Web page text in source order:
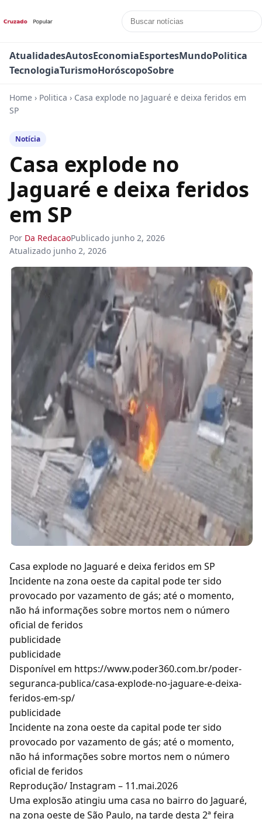
AtualidadesAutosEconomiaEsportesMundoPolitica
TecnologiaTurismoHoróscopoSobre
Home › Politica › Casa explode no Jaguaré e deixa feridos em
SP
Notícia
Casa explode no
Jaguaré e deixa feridos
em SP
Por Da RedacaoPublicado junho 2, 2026
Atualizado junho 2, 2026
Casa explode no Jaguaré e deixa feridos em SP
Incidente na zona oeste da capital pode ter sido
provocado por vazamento de gás; até o momento,
não há informações sobre mortos nem o número
oficial de feridos
publicidade
publicidade
Disponível em https://www.poder360.com.br/poder-
seguranca-publica/casa-explode-no-jaguare-e-deixa-
feridos-em-sp/
publicidade
Incidente na zona oeste da capital pode ter sido
provocado por vazamento de gás; até o momento,
não há informações sobre mortos nem o número
oficial de feridos
Reprodução/ Instagram – 11.mai.2026
Uma explosão atingiu uma casa no bairro do Jaguaré,
na zona oeste de São Paulo, na tarde desta 2ª feira